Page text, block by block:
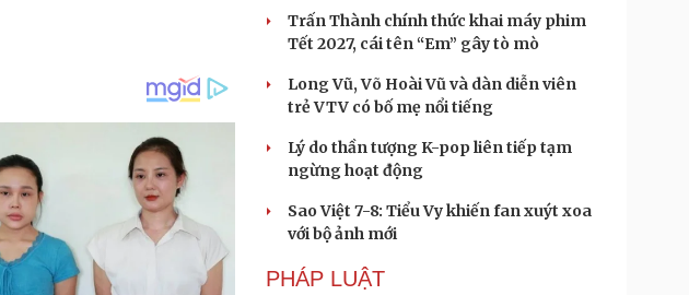
Trấn Thành chính thức khai máy phim
Tết 2027, cái tên “Em” gây tò mò
Long Vũ, Võ Hoài Vũ và dàn diễn viên
trẻ VTV có bố mẹ nổi tiếng
Lý do thần tượng K-pop liên tiếp tạm
ngừng hoạt động
Sao Việt 7-8: Tiểu Vy khiến fan xuýt xoa
với bộ ảnh mới
PHÁP LUẬT